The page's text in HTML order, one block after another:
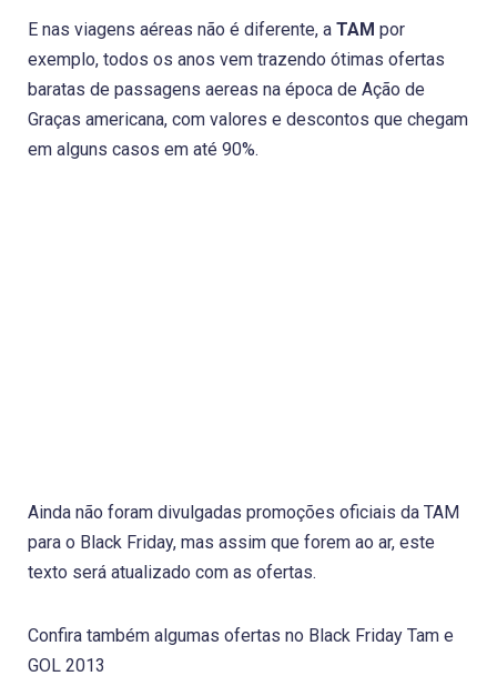
E nas viagens aéreas não é diferente, a TAM por
exemplo, todos os anos vem trazendo ótimas ofertas
baratas de passagens aereas na época de Ação de
Graças americana, com valores e descontos que chegam
em alguns casos em até 90%.
Ainda não foram divulgadas promoções oficiais da TAM
para o Black Friday, mas assim que forem ao ar, este
texto será atualizado com as ofertas.
Confira também algumas ofertas no Black Friday Tam e
GOL 2013